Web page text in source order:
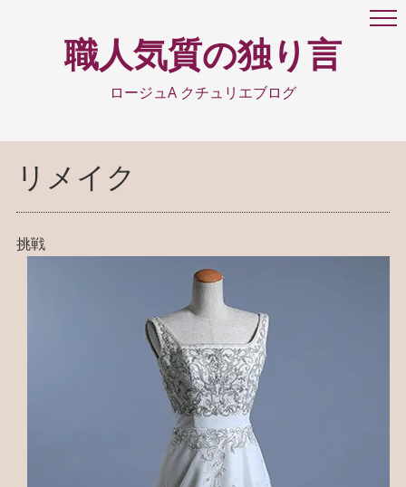
職人気質の独り言
ロージュA クチュリエブログ
リメイク
挑戦